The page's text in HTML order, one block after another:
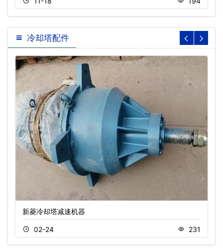
冷却塔配件
新菱冷却塔减速机器
02-24 231